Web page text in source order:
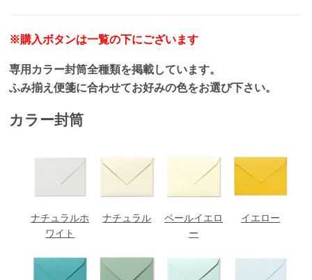
※購入ボタンは一覧の下にございます
専用カラー封筒全種類を掲載しています。
ふみ揃え便箋に合わせてお好みの色をお選び下さい。
カラー封筒
ナチュラルホ
ワイト
ナチュラル
ペールイエロ
ー
イエロー